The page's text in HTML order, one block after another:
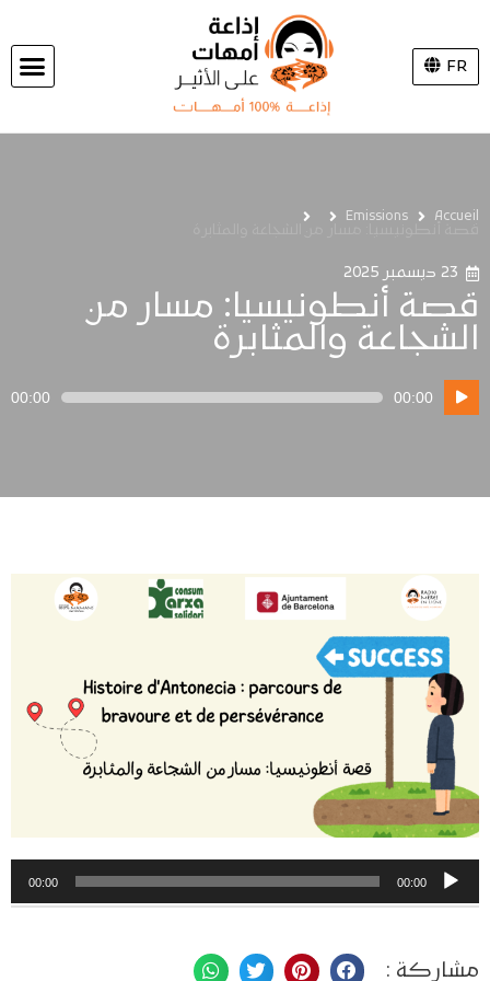
FR
Accueil
Emissions
23 ديسمبر 2025
قصة أنطونيسيا: مسار من
الشجاعة والمثابرة
مشغل
الصوت
00:00
00:00
مشغل
الصوت
00:00
00:00
مشاركة :